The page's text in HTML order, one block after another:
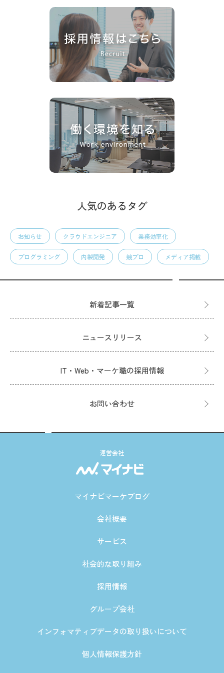
人気のあるタグ
お知らせ クラウドエンジニア 業務効率化
プログラミング 内製開発 競プロ メディア掲載
新着記事一覧
ニュースリリース
IT・Web・マーケ職の採用情報
お問い合わせ
運営会社
マイナビマーケブログ
会社概要
サービス
社会的な取り組み
採用情報
グループ会社
インフォマティブデータの取り扱いについて
個人情報保護方針